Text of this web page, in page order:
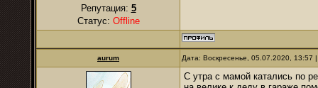
Репутация: 5
Статус: Offline
аurum Дата: Воскресенье, 05.07.2020,
С утра с мамой катались по